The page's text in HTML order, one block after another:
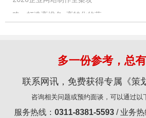
略：打造高排名+高转化的营
多一份参考，总
联系网讯，免费获得专属《策
咨询相关问题或预约面谈，可以通过以
服务热线： 0311-8381-5593/ 业务热